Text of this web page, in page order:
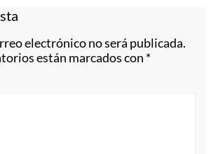
electrónico no será publicada.
están marcados con *